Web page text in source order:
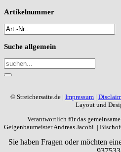
Artikelnummer
Suche allgemein
© Streichersaite.de | Impressum |
Layout und
Verantwortlich für das
Geigenbaumeister Andreas Jacobi |
Sie haben Fragen oder möchten